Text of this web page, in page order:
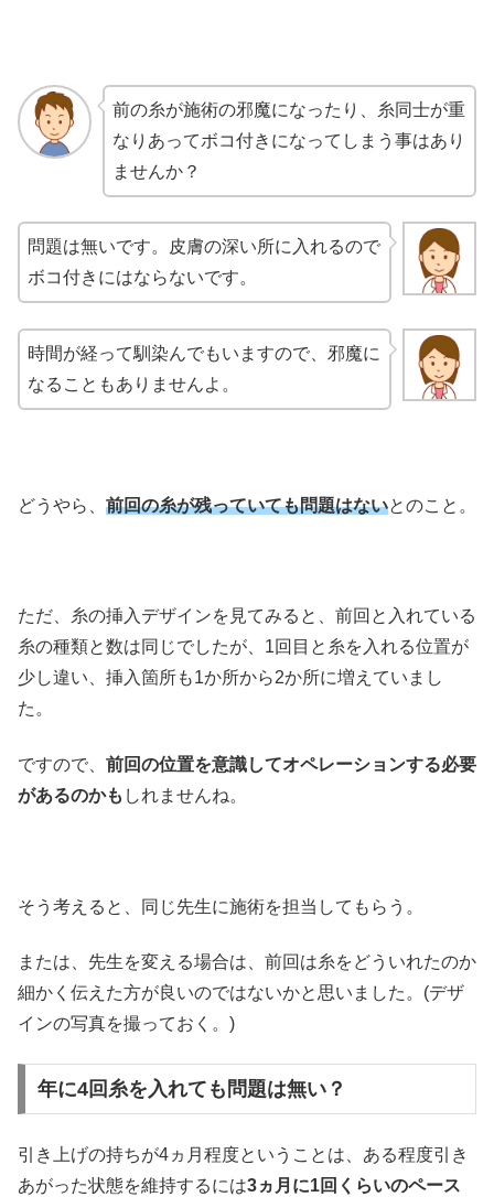
前の糸が施術の邪魔になったり、糸同士が重
なりあってボコ付きになってしまう事はあり
ませんか？
問題は無いです。皮膚の深い所に入れるので
ボコ付きにはならないです。
時間が経って馴染んでもいますので、邪魔に
なることもありませんよ。
どうやら、 前回の糸が残っていても問題はないとのこと。
ただ、糸の挿入デザインを見てみると、前回と入れている
糸の種類と数は同じでしたが、1回目と糸を入れる位置が
少し違い、挿入箇所も1か所から2か所に増えていまし
た。
ですので、 前回の位置を意識してオペレーションする必要
があるのかも しれませんね。
そう考えると、同じ先生に施術を担当してもらう。
または、先生を変える場合は、前回は糸をどういれたのか
細かく伝えた方が良いのではないかと思いました。(デザ
インの写真を撮っておく。)
年に4回糸を入れても問題は無い？
引き上げの持ちが4ヵ月程度ということは、ある程度引き
あがった状態を維持するには3ヵ月に1回くらいのペース